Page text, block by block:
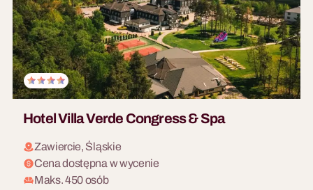
Hotel Villa Verde Congress & Spa
Zawiercie, Śląskie
Cena dostępna w wycenie
Maks. 450 osób